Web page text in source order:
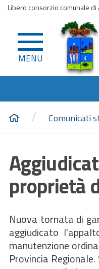
Libero consorzio comunale di
MENU
/ Comunicati
proprietà
Nuova tornata di
aggiudicato
manutenzione
Provincia